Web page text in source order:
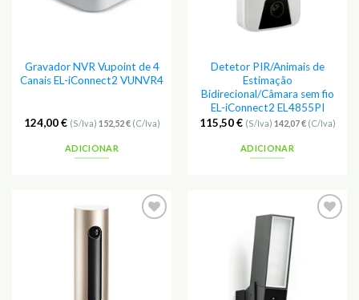
Gravador NVR Vupoint de 4
Canais EL-iConnect2 VUNVR4
124,00€ (S/Iva) 152,52€(C/Iva)
ADICIONAR
Detetor PIR/Animais de
Estimação
Bidirecional/Câmara sem fio
EL-iConnect2 EL4855PI
115,50€ (S/Iva) 142,07€(C/Iva)
ADICIONAR